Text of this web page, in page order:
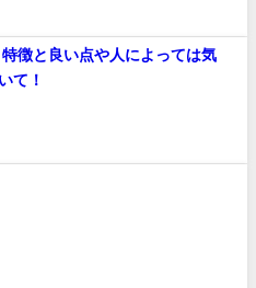
徴と良い点や人によっては気
て！